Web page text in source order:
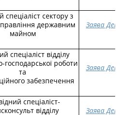
спеціаліст сектору з
державним
майном
Заява
спеціаліст відділу
господарської роботи
та
забезпечення
Заява
спеціаліст-
відділу
Заява